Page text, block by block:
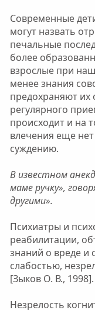
Современные
могут назвать
печальные
более
взрослые при
менее знания
предохраняют их
регулярного
происходит и на
влечения еще
суждению.
В известном
маме ручку»,
другими».
Психиатры и
реабилитации,
знаний о вреде и
слабостью,
[Зыков О. В., 1998].
Незрелость